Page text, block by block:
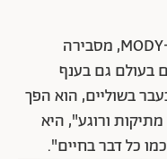
עדי לביא, מנהלת קשרי אדריכלים ב-MODY, מסבירה
בעולם גם בענף
בשוליים, הוא הפך
ורוגע", היא
כל דבר בחיים".